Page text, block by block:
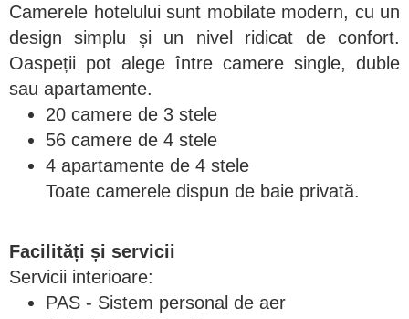
Camerele hotelului sunt mobilate modern, cu un
design simplu și un nivel ridicat de confort.
Oaspeții pot alege între camere single, duble
sau apartamente.
20 camere de 3 stele
56 camere de 4 stele
4 apartamente de 4 stele
Toate camerele dispun de baie privată.
Facilități și servicii
Servicii interioare:
PAS - Sistem personal de aer